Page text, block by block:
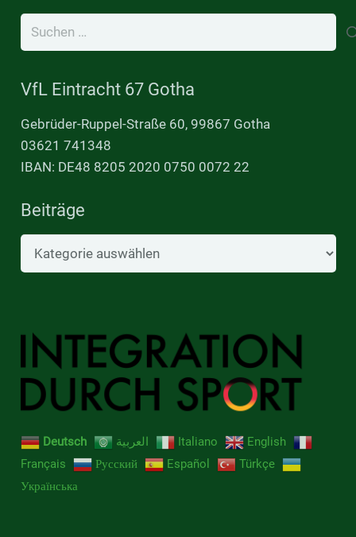
Suchen
nach:
VfL Eintracht 67 Gotha
Gebrüder-Ruppel-Straße 60, 99867 Gotha
03621 741348
IBAN: DE48 8205 2020 0750 0072 22
Beiträge
Beiträge
Deutsch العربية Italiano
English
Français
Русский Español
Türkçe
Українська